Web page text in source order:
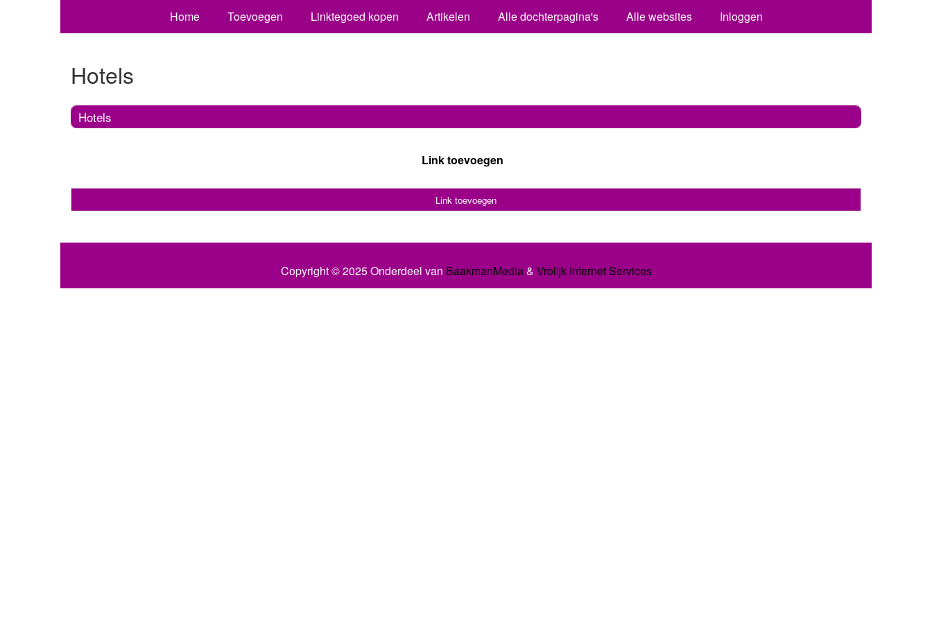
Home Toevoegen Linktegoed kopen Artikelen Alle dochterpagina's Alle websites Inloggen
Hotels
Hotels
Link toevoegen
Link toevoegen
Copyright © 2025 Onderdeel van BaakmanMedia& Vrolijk Internet Services